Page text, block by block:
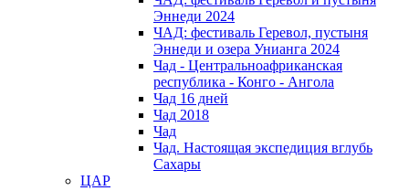
Эннеди 2024
ЧАД: фестиваль Геревол, пустыня
Эннеди и озера Унианга 2024
Чад - Центральноафриканская
республика - Конго - Ангола
Чад 16 дней
Чад 2018
Чад
Чад. Настоящая экспедиция вглубь
Сахары
ЦАР